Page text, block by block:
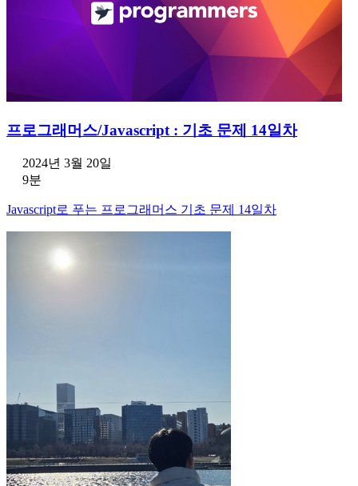
프로그래머스/Javascript : 기초 문제 14일차
2024년 3월 20일
9분
Javascript로 푸는 프로그래머스 기초 문제 14일차